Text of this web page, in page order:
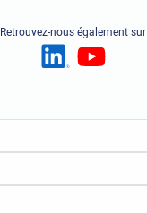
Retrouvez-nous également sur